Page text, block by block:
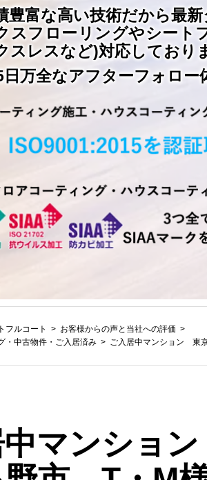
豊富な高い技術だから最
スフローリングやシート
スレスなど)対応しており
日万全なアフターフォロー
フルコート
お客様からの声と当社への評価
・ 中古物件・ご入居済み ご入居中マンション 東
中マンショ